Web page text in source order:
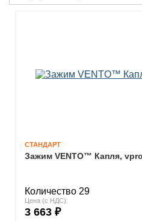
СТАНДАРТ
Зажим VENTO™ Капля,
Количество 29
Цена (с НДС):
3 663 ₽